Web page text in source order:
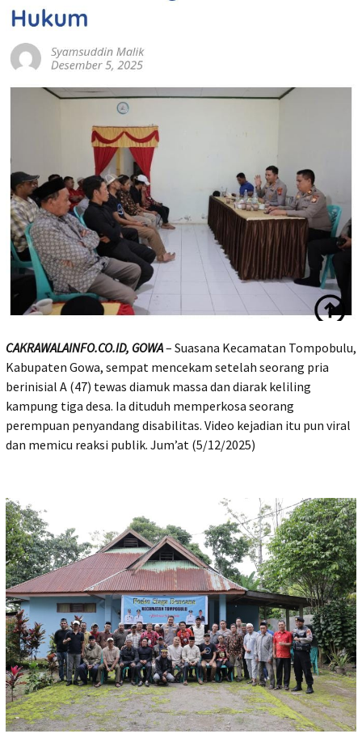
CAKRAWALAINFO.CO.ID, GOWA– Suasana Kecamatan Tompobulu,
Kabupaten Gowa, sempat mencekam setelah seorang pria
berinisial A (47) tewas diamuk massa dan diarak keliling
kampung tiga desa. Ia dituduh memperkosa seorang
perempuan penyandang disabilitas. Video kejadian itu pun viral
dan memicu reaksi publik. Jum’at (5/12/2025)